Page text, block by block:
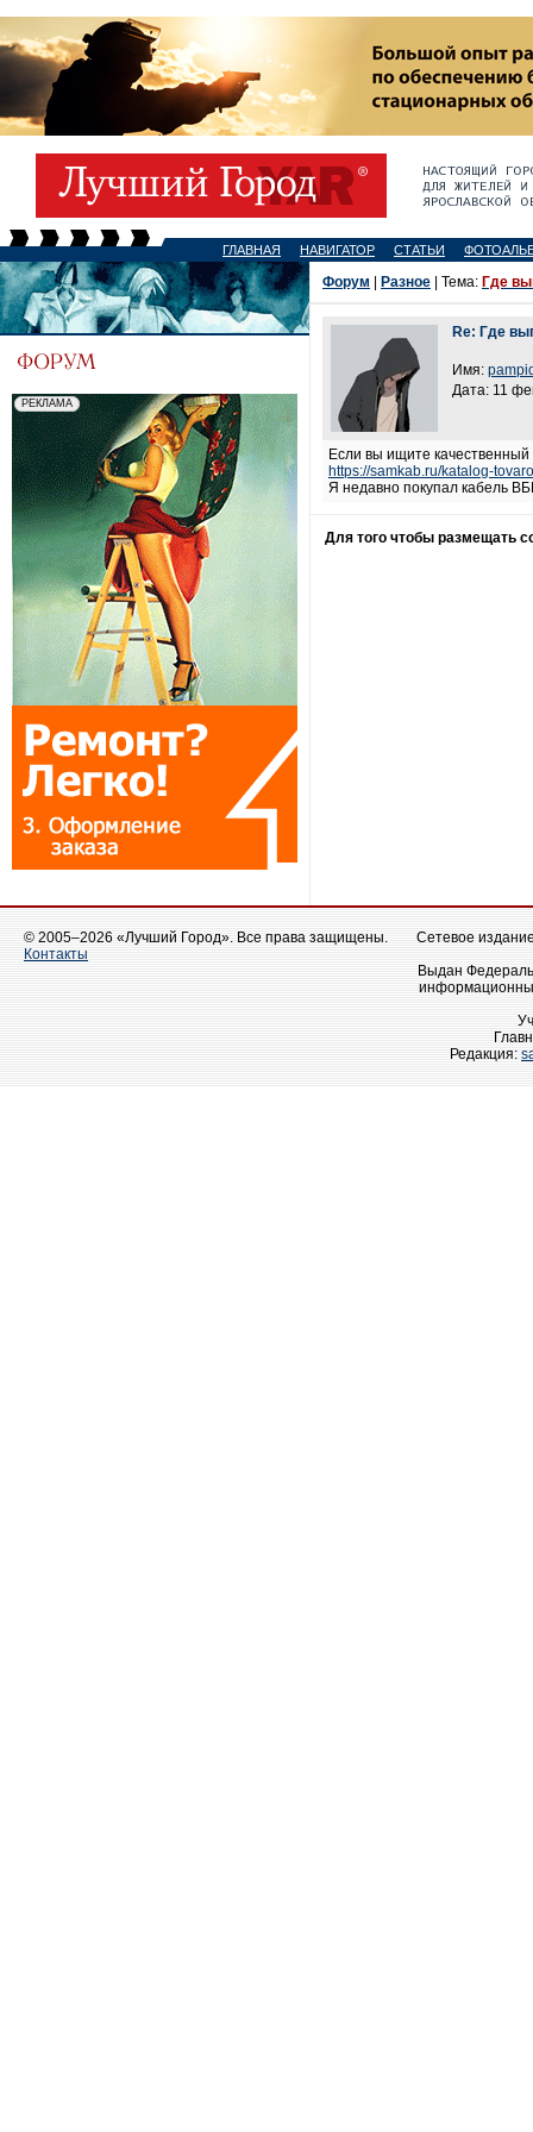
ГЛАВНАЯ НАВИГАТОР СТАТЬИ
Форум Разное | Тема: Где
Re: Где
Имя:
Дата: 11
Если вы ищите качественный
https://samkab.ru/katalog-
Я недавно покупал кабель
Для того чтобы размещать
© 2005–2026 «Лучший Город». Все права защищены.
Контакты
Сетевое
Выдан
Редакция: